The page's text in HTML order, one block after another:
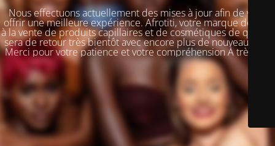
Nous effectuons actuellement des mises à jour afin de vous
offrir une meilleure expérience. Afrotiti, votre marque dédiée
à la vente de produits capillaires et de cosmétiques de qualité,
sera de retour très bientôt avec encore plus de nouveautés !!!
Merci pour votre patience et votre compréhension À très vite